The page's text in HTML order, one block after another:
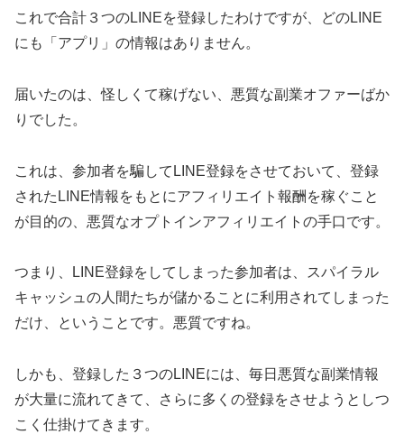
これで合計３つのLINEを登録したわけですが、どのLINE
にも「アプリ」の情報はありません。
届いたのは、怪しくて稼げない、悪質な副業オファーばか
りでした。
これは、参加者を騙してLINE登録をさせておいて、登録
されたLINE情報をもとにアフィリエイト報酬を稼ぐこと
が目的の、悪質なオプトインアフィリエイトの手口です。
つまり、LINE登録をしてしまった参加者は、スパイラル
キャッシュの人間たちが儲かることに利用されてしまった
だけ、ということです。悪質ですね。
しかも、登録した３つのLINEには、毎日悪質な副業情報
が大量に流れてきて、さらに多くの登録をさせようとしつ
こく仕掛けてきます。